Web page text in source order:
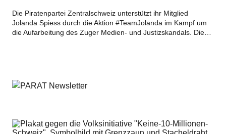
Die Piratenpartei Zentralschweiz unterstützt ihr Mitglied
Jolanda Spiess durch die Aktion #TeamJolanda im Kampf um
die Aufarbeitung des Zuger Medien- und Justizskandals. Die…